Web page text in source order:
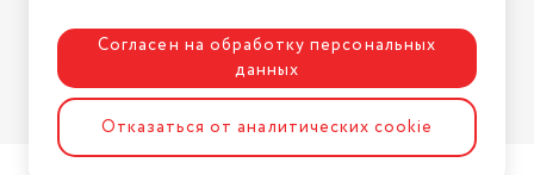
Разработка сайтаASTDESIGN
Согласен на обработку персональных
данных
Отказаться от аналитических cookie